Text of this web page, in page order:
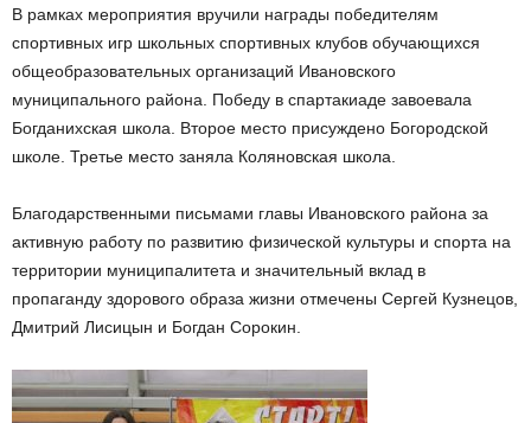
В рамках мероприятия вручили награды победителям
спортивных игр школьных спортивных клубов обучающихся
общеобразовательных организаций Ивановского
муниципального района. Победу в спартакиаде завоевала
Богданихская школа. Второе место присуждено Богородской
школе. Третье место заняла Коляновская школа.
Благодарственными письмами главы Ивановского района за
активную работу по развитию физической культуры и спорта на
территории муниципалитета и значительный вклад в
пропаганду здорового образа жизни отмечены Сергей Кузнецов,
Дмитрий Лисицын и Богдан Сорокин.